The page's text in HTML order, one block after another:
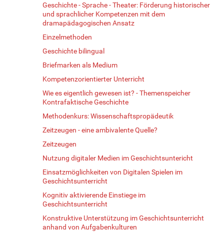
Geschichte - Sprache - Theater: Förderung historischer
und sprachlicher Kompetenzen mit dem
dramapädagogischen Ansatz
Einzelmethoden
Geschichte bilingual
Briefmarken als Medium
Kompetenzorientierter Unterricht
Wie es eigentlich gewesen ist? - Themenspeicher
Kontrafaktische Geschichte
Methodenkurs: Wissenschaftspropädeutik
Zeitzeugen - eine ambivalente Quelle?
Zeitzeugen
Nutzung digitaler Medien im Geschichtsuntericht
Einsatzmöglichkeiten von Digitalen Spielen im
Geschichtsunterricht
Kognitiv aktivierende Einstiege im
Geschichtsunterricht
Konstruktive Unterstützung im Geschichtsunterricht
anhand von Aufgabenkulturen